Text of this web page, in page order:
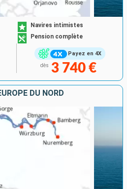
Payez en 4X
Navires intimistes
Pension complète
dès 3 740 €
DU NORD